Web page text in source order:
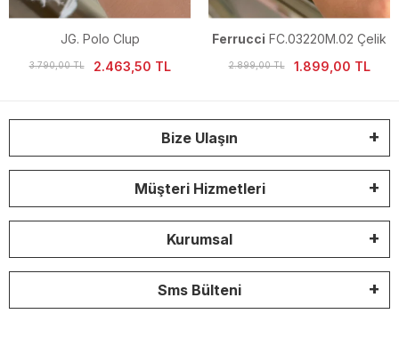
JG. Polo Clup
JPC.0224.S04060.02 Çelik
3.790,00 TL 2.463,50 TL
Ferrucci FC.03220M.02 Çelik
Kordon Kadın Kol Saati
2.899,00 TL 1.899,00 TL
Bize Ulaşın
Müşteri Hizmetleri
Kurumsal
Sms Bülteni